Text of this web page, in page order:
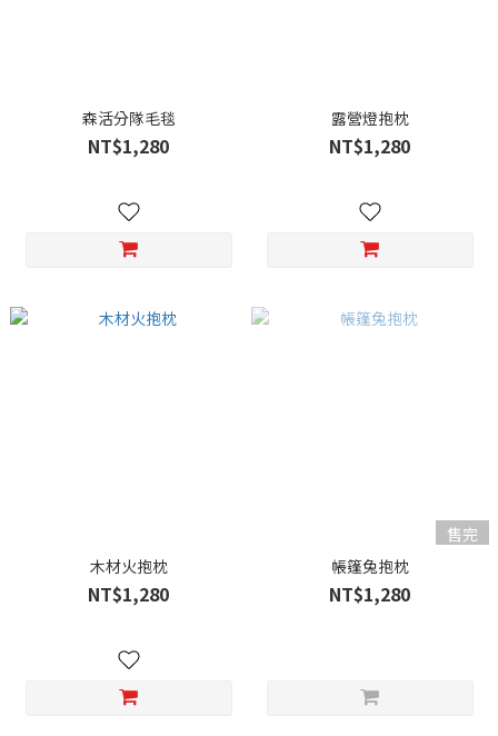
森活分隊毛毯
NT$1,280
露營燈抱枕
NT$1,280
木材火抱枕
NT$1,280
售完
帳篷兔抱枕
NT$1,280